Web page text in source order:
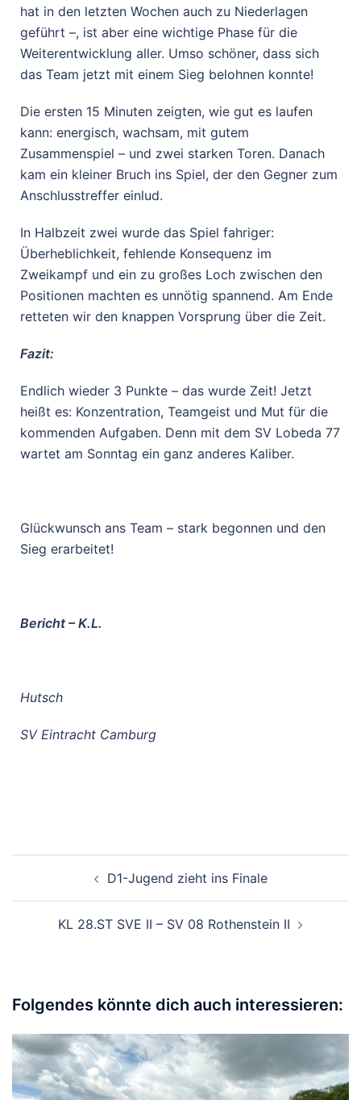
hat in den letzten Wochen auch zu Niederlagen
geführt –, ist aber eine wichtige Phase für die
Weiterentwicklung aller. Umso schöner, dass sich
das Team jetzt mit einem Sieg belohnen konnte!
Die ersten 15 Minuten zeigten, wie gut es laufen
kann: energisch, wachsam, mit gutem
Zusammenspiel – und zwei starken Toren. Danach
kam ein kleiner Bruch ins Spiel, der den Gegner zum
Anschlusstreffer einlud.
In Halbzeit zwei wurde das Spiel fahriger:
Überheblichkeit, fehlende Konsequenz im
Zweikampf und ein zu großes Loch zwischen den
Positionen machten es unnötig spannend. Am Ende
retteten wir den knappen Vorsprung über die Zeit.
Fazit:
Endlich wieder 3 Punkte – das wurde Zeit! Jetzt
heißt es: Konzentration, Teamgeist und Mut für die
kommenden Aufgaben. Denn mit dem SV Lobeda 77
wartet am Sonntag ein ganz anderes Kaliber.
Glückwunsch ans Team – stark begonnen und den
Sieg erarbeitet!
Bericht – K.L.
Hutsch
SV Eintracht Camburg
D1-Jugend zieht ins Finale
KL 28.ST SVE II – SV 08 Rothenstein II
Folgendes könnte dich auch interessieren: